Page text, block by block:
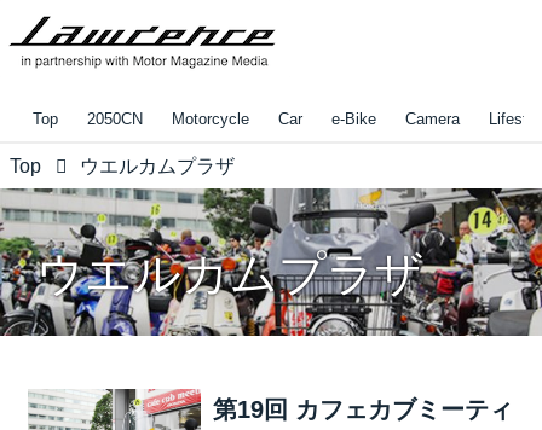
Top 2050CN Motorcycle Car e-Bike Camera
Top ウエルカムプラザ
ウエルカムプラザ
第19回 カフェカブミーティ